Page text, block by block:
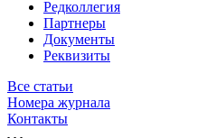
Редколлегия
Партнеры
Документы
Реквизиты
Все статьи
Номера журнала
Контакты